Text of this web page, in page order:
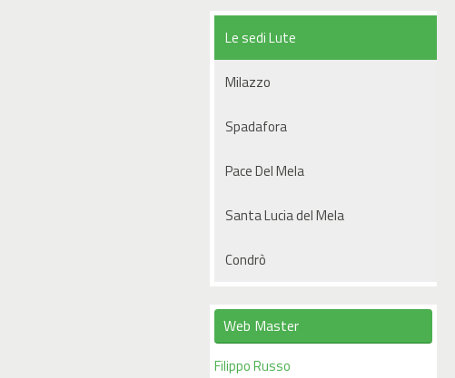
Le sedi Lute
Milazzo
Spadafora
Pace Del Mela
Santa Lucia del Mela
Condrò
Web Master
Filippo Russo